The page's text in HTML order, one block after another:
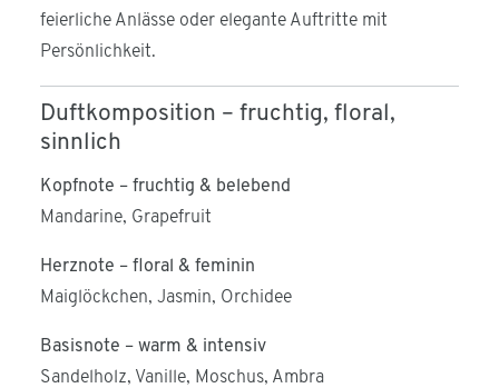
feierliche Anlässe oder elegante Auftritte mit
Persönlichkeit.
Duftkomposition – fruchtig, floral,
sinnlich
Kopfnote – fruchtig & belebend
Mandarine, Grapefruit
Herznote – floral & feminin
Maiglöckchen, Jasmin, Orchidee
Basisnote – warm & intensiv
Sandelholz, Vanille, Moschus, Ambra